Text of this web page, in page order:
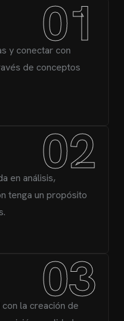
y conectar con
de conceptos
01
en análisis,
tenga un propósito
02
la creación de
03